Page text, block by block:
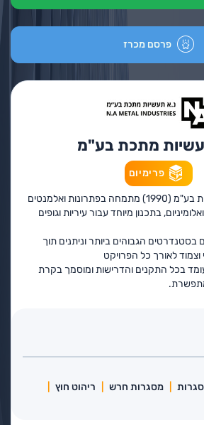
פרסם מכרז
מתכת בע"מ
פרימיום
חברת נ.א תעשיות מתכת בע"מ (1990) מתמחה בפתרונות ואלמנטים
בתכנון מיוחד עבור עיריות וגופים
הגבוהים ביותר וניתנים תוך
וצמוד לאורך כל הפרויקט
בכל התקנים והדרישות ומוסמך בקרת
מסגרות חרש
ריהוט חוץ